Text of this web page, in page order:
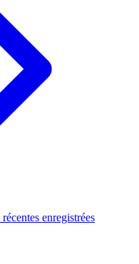
récentes enregistrées